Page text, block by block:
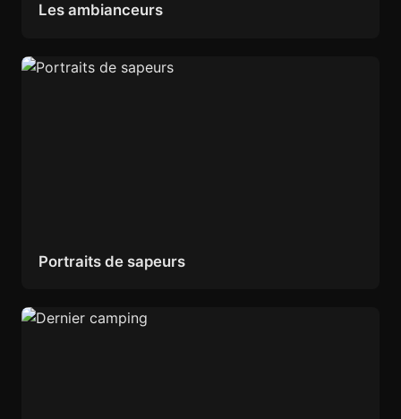
Les ambianceurs
Portraits de sapeurs